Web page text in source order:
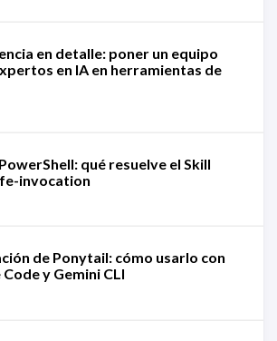
en detalle: poner un equipo
en IA en herramientas de
qué resuelve el Skill
invocation
de Ponytail: cómo usarlo con
y Gemini CLI